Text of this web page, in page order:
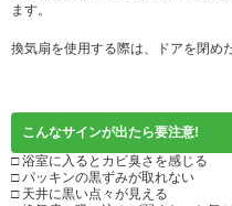
ます。
換気扇を使用する際は、ドアを閉め
こんなサインが出たら要注意!
□ 浴室に入るとカビ臭さを感じる
□ パッキンの黒ずみが取れない
□ 天井に黒い点々が見える